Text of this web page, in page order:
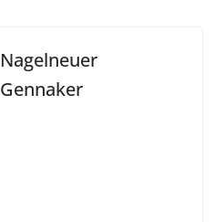
Nagelneuer
Gennaker